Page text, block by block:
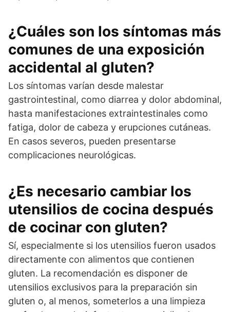
¿Cuáles son los síntomas más
comunes de una exposición
accidental al gluten?
Los síntomas varían desde malestar
gastrointestinal, como diarrea y dolor abdominal,
hasta manifestaciones extraintestinales como
fatiga, dolor de cabeza y erupciones cutáneas.
En casos severos, pueden presentarse
complicaciones neurológicas.
¿Es necesario cambiar los
utensilios de cocina después
de cocinar con gluten?
Sí, especialmente si los utensilios fueron usados
directamente con alimentos que contienen
gluten. La recomendación es disponer de
utensilios exclusivos para la preparación sin
gluten o, al menos, someterlos a una limpieza